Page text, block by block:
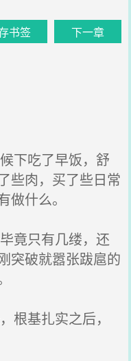
书签 下一章
下吃了早饭，舒
些肉，买了些日常
什么。
竟只有几缕，还
突破就嚣张跋扈的
根基扎实之后，